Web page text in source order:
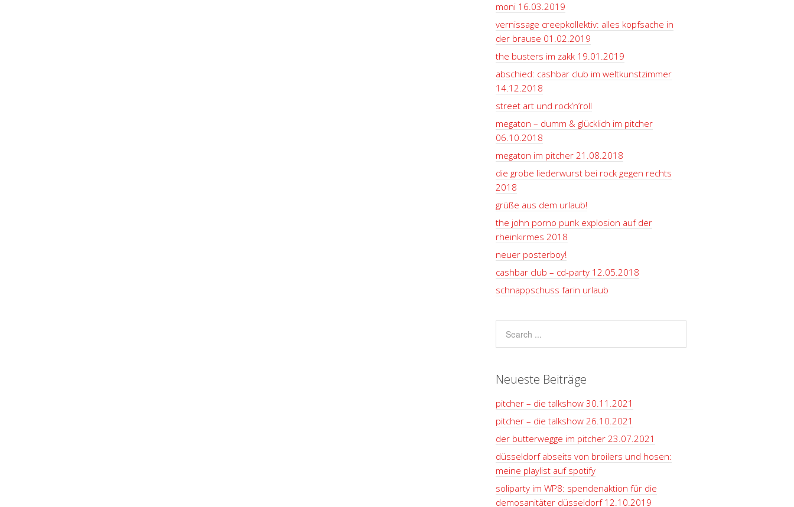
moni 16.03.2019
vernissage creepkollektiv: alles kopfsache in
der brause 01.02.2019
the busters im zakk 19.01.2019
abschied: cashbar club im weltkunstzimmer
14.12.2018
street art und rock’n’roll
megaton – dumm & glücklich im pitcher
06.10.2018
megaton im pitcher 21.08.2018
die grobe liederwurst bei rock gegen rechts
2018
grüße aus dem urlaub!
the john porno punk explosion auf der
rheinkirmes 2018
neuer posterboy!
cashbar club – cd-party 12.05.2018
schnappschuss farin urlaub
Neueste Beiträge
pitcher – die talkshow 30.11.2021
pitcher – die talkshow 26.10.2021
der butterwegge im pitcher 23.07.2021
düsseldorf abseits von broilers und hosen:
meine playlist auf spotify
soliparty im WP8: spendenaktion für die
demosanitäter düsseldorf 12.10.2019